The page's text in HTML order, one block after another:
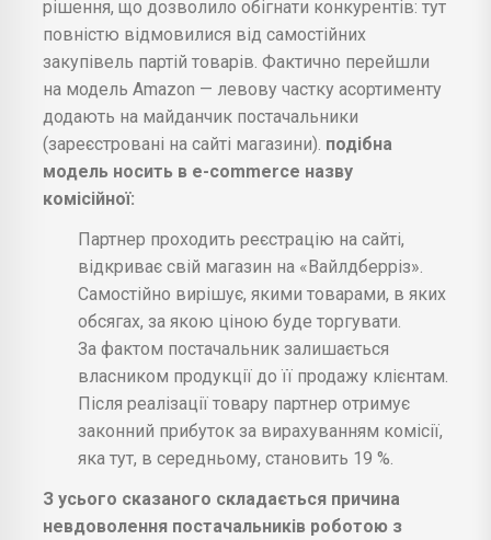
рішення, що дозволило обігнати конкурентів: тут
повністю відмовилися від самостійних
закупівель партій товарів. Фактично перейшли
на модель Amazon — левову частку асортименту
додають на майданчик постачальники
(зареєстровані на сайті магазини). подібна
модель носить в e-commerce назву
комісійної:
Партнер проходить реєстрацію на сайті,
відкриває свій магазин на «Вайлдберріз».
Самостійно вирішує, якими товарами, в яких
обсягах, за якою ціною буде торгувати.
За фактом постачальник залишається
власником продукції до її продажу клієнтам.
Після реалізації товару партнер отримує
законний прибуток за вирахуванням комісії,
яка тут, в середньому, становить 19 %.
З усього сказаного складається причина
невдоволення постачальників роботою з